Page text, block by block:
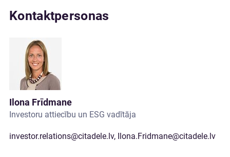
Kontaktpersonas
Ilona Frīdmane
Investoru attiecību un ESG vadītāja
investor.relations@citadele.lv, Ilona.Fridmane@citadele.lv